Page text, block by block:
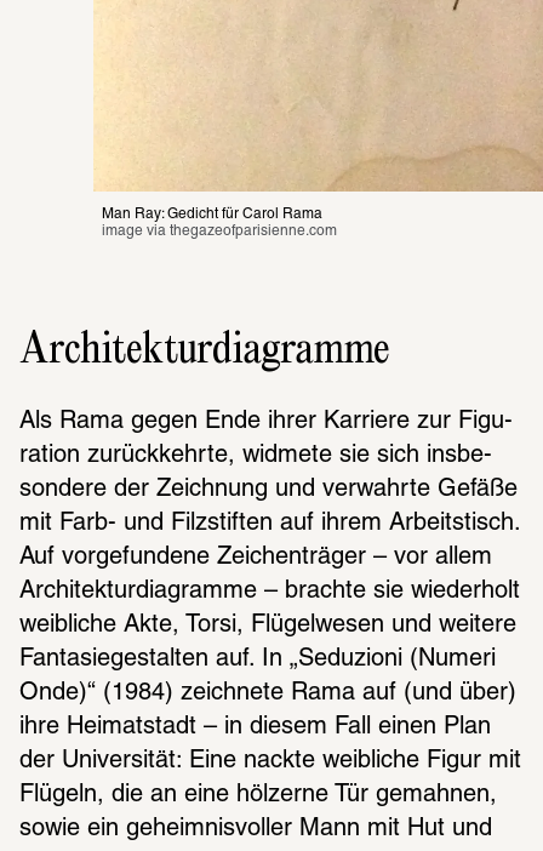
Man Ray: Gedicht für Carol Rama
image via thegazeofparisienne.com
Architekturdiagramme
Als Rama gegen Ende ihrer Karriere zur Figu­
ra­tion zurück­kehrte, widmete sie sich insbe­
son­dere der Zeich­nung und verwahrte Gefäße
mit Farb- und Filz­stif­ten auf ihrem Arbeits­tisch.
Auf vorge­fun­dene Zeichen­trä­ger – vor allem
Archi­tek­tur­dia­gramme – brachte sie wieder­holt
weib­li­che Akte, Torsi, Flügel­we­sen und weitere
Fanta­sie­gestal­ten auf. In „Sedu­zioni (Numeri
Onde)“ (1984) zeich­nete Rama auf (und über)
ihre Heimat­stadt – in diesem Fall einen Plan
der Univer­si­tät: Eine nackte weib­li­che Figur mit
Flügeln, die an eine hölzerne Tür gemah­nen,
sowie ein geheim­nis­vol­ler Mann mit Hut und